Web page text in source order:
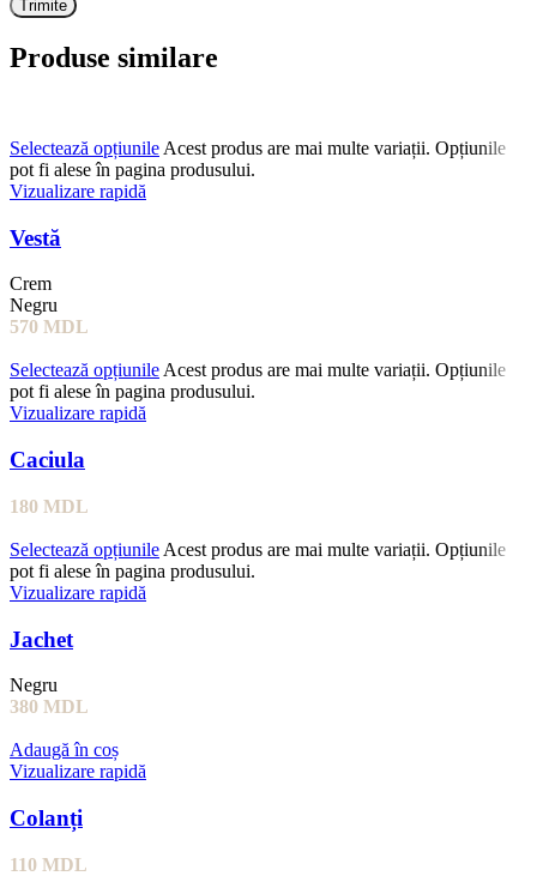
Produse similare
Selectează opțiunile Acest produs are mai multe variații. Opțiunile
pot fi alese în pagina produsului.
Vizualizare rapidă
Vestă
Crem
Negru
570 MDL
Selectează opțiunileAcest produs are mai multe variații. Opțiunile
pot fi alese în pagina produsului.
Vizualizare rapidă
Caciula
180 MDL
Selectează opțiunile Acest produs are mai multe variații. Opțiunile
pot fi alese în pagina produsului.
Vizualizare rapidă
Jachet
Negru
380 MDL
Adaugă în coș
Vizualizare rapidă
Colanți
110 MDL